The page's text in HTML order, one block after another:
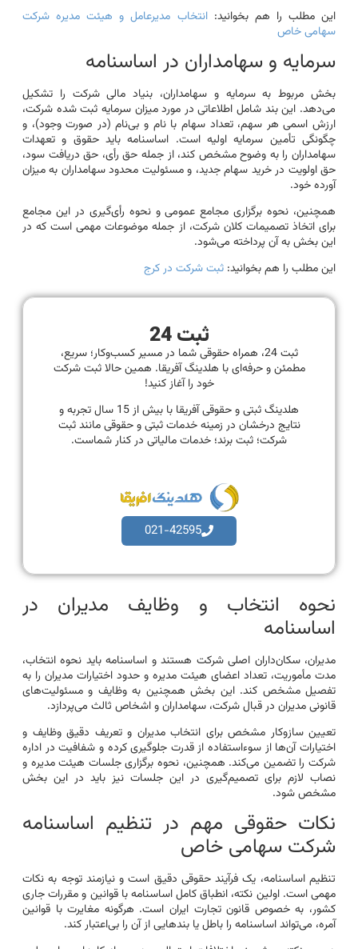
این مطلب را هم بخوانید:انتخاب مدیرعامل و هیئت مدیره شرکت
سهامی خاص
سرمایه و سهامداران در اساسنامه
بخش مربوط به سرمایه و سهامداران، بنیاد مالی شرکت را تشکیل
می‌دهد. این بند شامل اطلاعاتی در مورد میزان سرمایه ثبت شده شرکت،
ارزش اسمی هر سهم، تعداد سهام با نام و بی‌نام (در صورت وجود)، و
چگونگی تأمین سرمایه اولیه است. اساسنامه باید حقوق و تعهدات
سهامداران را به وضوح مشخص کند، از جمله حق رأی، حق دریافت سود،
حق اولویت در خرید سهام جدید، و مسئولیت محدود سهامداران به میزان
آورده خود.
همچنین، نحوه برگزاری مجامع عمومی و نحوه رأی‌گیری در این مجامع
برای اتخاذ تصمیمات کلان شرکت، از جمله موضوعات مهمی است که در
این بخش به آن پرداخته می‌شود.
این مطلب را هم بخوانید: ثبت شرکت در کرج
ثبت 24
ثبت 24، همراه حقوقی شما در مسیر کسب‌وکار؛ سریع،
مطمئن و حرفه‌ای با هلدینگ آفریقا. همین حالا ثبت شرکت
خود را آغاز کنید!
هلدینگ ثبتی و حقوقی آفریقا با بیش از 15 سال تجربه و
نتایج درخشان در زمینه خدمات ثبتی و حقوقی مانند ثبت
شرکت؛ ثبت برند؛ خدمات مالیاتی در کنار شماست.
021-42595
نحوه انتخاب و وظایف مدیران در
اساسنامه
مدیران، سکان‌داران اصلی شرکت هستند و اساسنامه باید نحوه انتخاب،
مدت مأموریت، تعداد اعضای هیئت مدیره و حدود اختیارات مدیران را به
تفصیل مشخص کند. این بخش همچنین به وظایف و مسئولیت‌های
قانونی مدیران در قبال شرکت، سهامداران و اشخاص ثالث می‌پردازد.
تعیین سازوکار مشخص برای انتخاب مدیران و تعریف دقیق وظایف و
اختیارات آن‌ها از سوءاستفاده از قدرت جلوگیری کرده و شفافیت در اداره
شرکت را تضمین می‌کند. همچنین، نحوه برگزاری جلسات هیئت مدیره و
نصاب لازم برای تصمیم‌گیری در این جلسات نیز باید در این بخش
مشخص شود.
نکات حقوقی مهم در تنظیم اساسنامه
شرکت سهامی خاص
تنظیم اساسنامه، یک فرآیند حقوقی دقیق است و نیازمند توجه به نکات
مهمی است. اولین نکته، انطباق کامل اساسنامه با قوانین و مقررات جاری
کشور، به خصوص قانون تجارت ایران است. هرگونه مغایرت با قوانین
آمره، می‌تواند اساسنامه را باطل یا بندهایی از آن را بی‌اعتبار کند.